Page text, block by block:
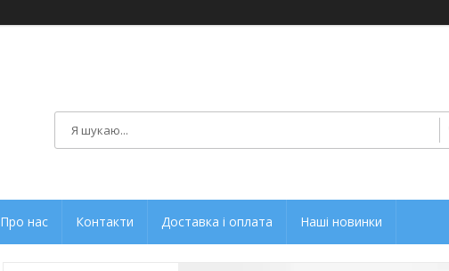
Про нас Контакти Доставка і оплата Наші новинки